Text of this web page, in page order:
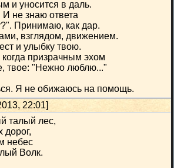
и уносится в даль.
И не знаю ответа
Принимаю, как дар.
взглядом, движением.
и улыбку твою.
призрачным эхом
твое: "Нежно люблю..."
Я не обижаюсь на помощь.
22:01]
талый лес,
дорог,
небес
Волк.